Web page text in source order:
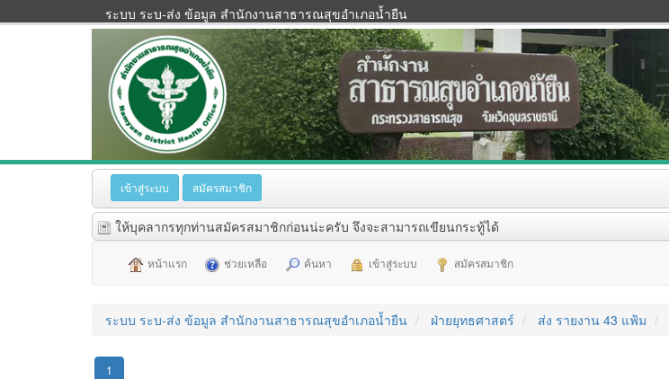
ระบบ ระบ-ส่ง ข้อมูล สำนักงานสาธารณสุขอำเภอน้ำยืน
เข้าสู่ระบบ สมัครสมาชิก
ให้บุคลากรทุกท่านสมัครสมาชิกก่อนน่ะครับ จึงจะสามารถเขียนกระทู้ได้
หน้าแรก ช่วยเหลือ ค้นหา เข้าสู่ระบบ สมัครสมาชิก
ระบบ ระบ-ส่ง ข้อมูล สำนักงานสาธารณสุขอำเภอน้ำยืน ฝ่ายยุทธศาสตร์ ส่ง รายงาน 43 แฟ้ม
1